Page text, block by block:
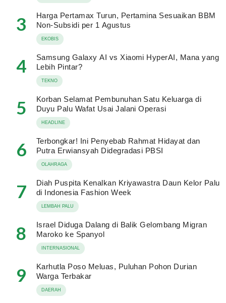
3
Harga Pertamax Turun, Pertamina Sesuaikan BBM
Non-Subsidi per 1 Agustus
EKOBIS
4
Samsung Galaxy AI vs Xiaomi HyperAI, Mana yang
Lebih Pintar?
TEKNO
5
Korban Selamat Pembunuhan Satu Keluarga di
Duyu Palu Wafat Usai Jalani Operasi
HEADLINE
6
Terbongkar! Ini Penyebab Rahmat Hidayat dan
Putra Erwiansyah Didegradasi PBSI
OLAHRAGA
7
Diah Puspita Kenalkan Kriyawastra Daun Kelor Palu
di Indonesia Fashion Week
LEMBAH PALU
8
Israel Diduga Dalang di Balik Gelombang Migran
Maroko ke Spanyol
INTERNASIONAL
9
Karhutla Poso Meluas, Puluhan Pohon Durian
Warga Terbakar
DAERAH